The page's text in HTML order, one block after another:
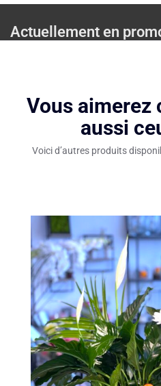
Actuellement en
Vous aimerez
aussi
Voici d’autres produits